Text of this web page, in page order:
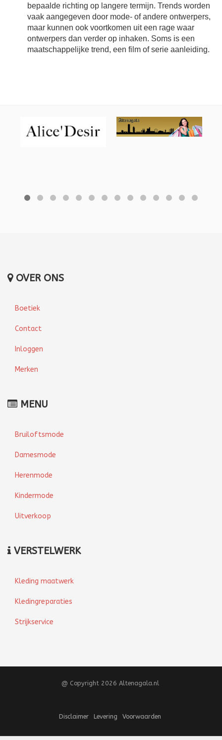
bepaalde richting op langere termijn. Trends worden
vaak aangegeven door mode- of andere ontwerpers,
maar kunnen ook voortkomen uit een rage waar
ontwerpers dan verder op inhaken. Soms is een
maatschappelijke trend, een film of serie aanleiding.
OVER ONS
Boetiek
Contact
Inloggen
Merken
MENU
Bruiloftsmode
Damesmode
Herenmode
Kindermode
Uitverkoop
VERSTELWERK
Kleding maatwerk
Kledingreparaties
Strijkservice
@ Copyright 2026 Altenagala.nl
Disclaimer Levering Voorwaarden